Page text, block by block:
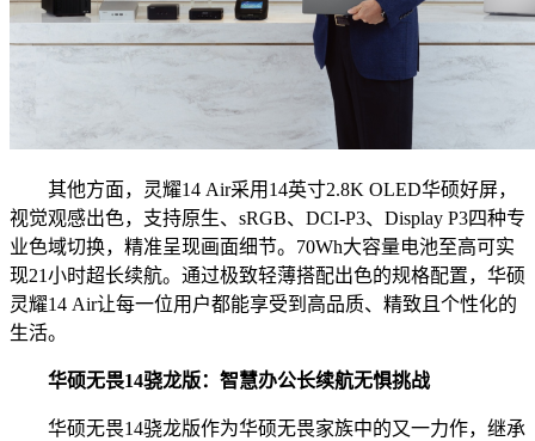
其他方面，灵耀14 Air采用14英寸2.8K OLED华硕好屏，
视觉观感出色，支持原生、sRGB、DCI-P3、Display P3四种专
业色域切换，精准呈现画面细节。70Wh大容量电池至高可实
现21小时超长续航。通过极致轻薄搭配出色的规格配置，华硕
灵耀14 Air让每一位用户都能享受到高品质、精致且个性化的
生活。
华硕无畏14骁龙版： 智慧办公长续航无惧挑战
华硕无畏14骁龙版作为华硕无畏家族中的又一力作，继承